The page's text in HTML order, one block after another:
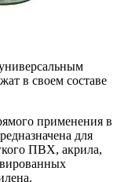
в своем составе
применения в
для
ПВХ, акрила,